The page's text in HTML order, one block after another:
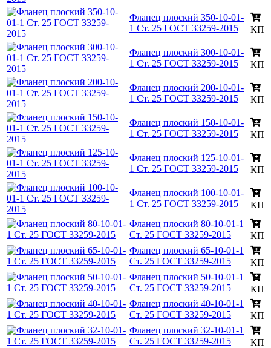
Фланец плоский 350-10-01-
1 Ст. 25 ГОСТ 33259-2015
КП
Фланец плоский 300-10-01-
1 Ст. 25 ГОСТ 33259-2015
КП
Фланец плоский 200-10-01-
1 Ст. 25 ГОСТ 33259-2015
КП
Фланец плоский 150-10-01-
1 Ст. 25 ГОСТ 33259-2015
КП
Фланец плоский 125-10-01-
1 Ст. 25 ГОСТ 33259-2015
КП
Фланец плоский 100-10-01-
1 Ст. 25 ГОСТ 33259-2015
КП
Фланец плоский 80-10-01-1
Ст. 25 ГОСТ 33259-2015
КП
Фланец плоский 65-10-01-1
Ст. 25 ГОСТ 33259-2015
КП
Фланец плоский 50-10-01-1
Ст. 25 ГОСТ 33259-2015
КП
Фланец плоский 40-10-01-1
Ст. 25 ГОСТ 33259-2015
КП
Фланец плоский 32-10-01-1
Ст. 25 ГОСТ 33259-2015
КП